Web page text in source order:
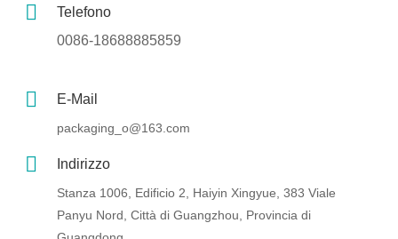
Telefono
0086-18688885859
E-Mail
packaging_o@163.com
Indirizzo
Stanza 1006, Edificio 2, Haiyin Xingyue, 383 Viale
Panyu Nord, Città di Guangzhou, Provincia di